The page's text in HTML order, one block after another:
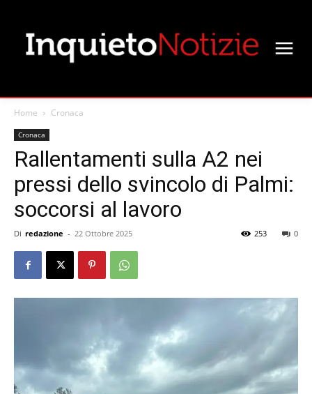
Home Cronaca
Cronaca
Rallentamenti sulla A2 nei
pressi dello svincolo di Palmi:
soccorsi al lavoro
Di redazione - 22 Ottobre 2025 0
253